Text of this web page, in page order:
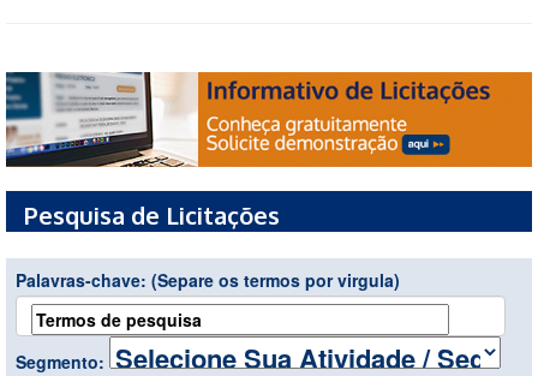
Pesquisa de Licitações
Palavras-chave: (Separe os termos por virgula)
Segmento: